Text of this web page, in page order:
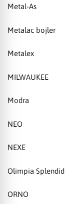
Metal-As
Metalac bojler
Metalex
MILWAUKEE
Modra
NEO
NEXE
Olimpia Splendid
ORNO